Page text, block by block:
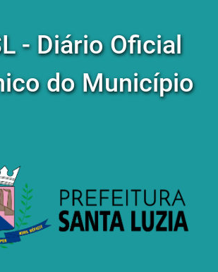
- Diário Oficial
do Município